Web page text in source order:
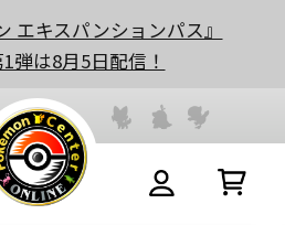
エキスパンションパス』
弾は8月5日配信！